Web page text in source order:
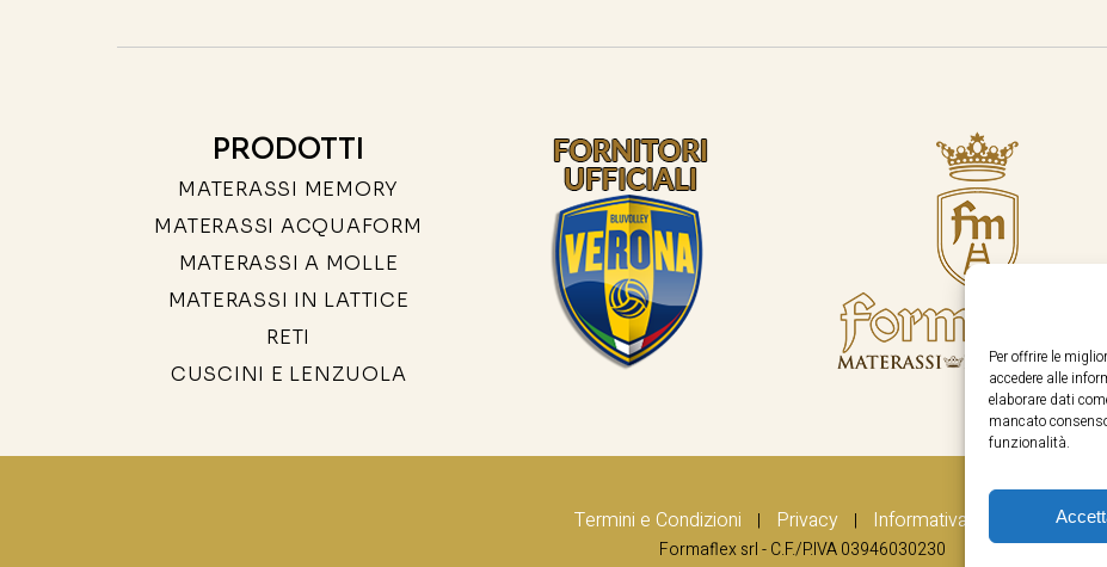
Per offrire le
accedere alle
elaborare dati
mancato
funzionalità.
PRODOTTI
MATERASSI MEMORY
MATERASSI ACQUAFORM
MATERASSI A MOLLE
MATERASSI IN LATTICE
RETI
CUSCINI E LENZUOLA
Termini e Condizioni | Privacy | Informativa Cookie
Formaflex srl - C.F./P.IVA 03946030230